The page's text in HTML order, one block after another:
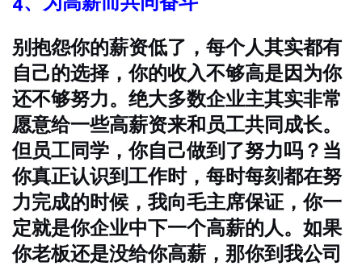
别抱怨你的薪资低了，每个人其实都有
自己的选择，你的收入不够高是因为你
还不够努力。绝大多数企业主其实非常
愿意给一些高薪资来和员工共同成长。
但员工同学，你自己做到了努力吗？当
你真正认识到工作时，每时每刻都在努
力完成的时候，我向毛主席保证，你一
定就是你企业中下一个高薪的人。如果
你老板还是没给你高薪，那你到我公司